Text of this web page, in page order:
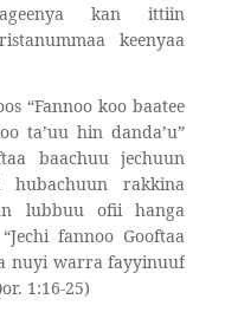
kan ittiin
keenyaa
“Fannoo koo baatee
ta’uu hin danda’u”
baachuu jechuun
hubachuun rakkina
lubbuu ofii hanga
“Jechi fannoo Gooftaa
nuyi warra fayyinuuf
1:16-25)